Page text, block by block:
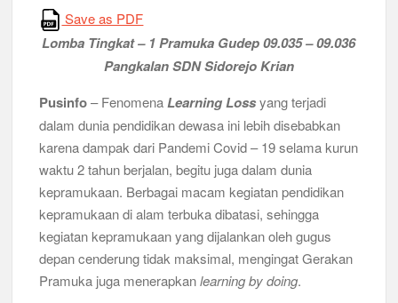
Berkarakter, Berprestasi, Berbudi Luhur : Lomba Tingkat I
Gudep 14.077-14.078 Pangkalan SDN Sidodadi 1 Taman
Cetak Generasi Tangguh
Sosial Melalui Jelajah Desa
Gemuruh Semangat di Pangkalan SMP YPM 1 Taman: Saat
Kompetisi Mencetak Karakter dan Merajut Generasi di PSCC
Perkuat Kepemimpinan dan Demokrasi, Kwarran Jabon Gelar
Dianpinsa serta Musppanitera 2026
Bukan Cuma Kemah! Pramuka SMK YPM 3 Taman Adopsi
Sistem Kerja Industri Lewat KPDA
Save as PDF
Lomba Tingkat – 1 Pramuka Gudep 09.035 – 09.036
Pangkalan SDN Sidorejo Krian
Pusinfo– Fenomena Learning Lossyang terjadi
dalam dunia pendidikan dewasa ini lebih disebabkan
karena dampak dari Pandemi Covid – 19 selama kurun
waktu 2 tahun berjalan, begitu juga dalam dunia
kepramukaan. Berbagai macam kegiatan pendidikan
kepramukaan di alam terbuka dibatasi, sehingga
kegiatan kepramukaan yang dijalankan oleh gugus
depan cenderung tidak maksimal, mengingat Gerakan
Pramuka juga menerapkanlearning by doing.